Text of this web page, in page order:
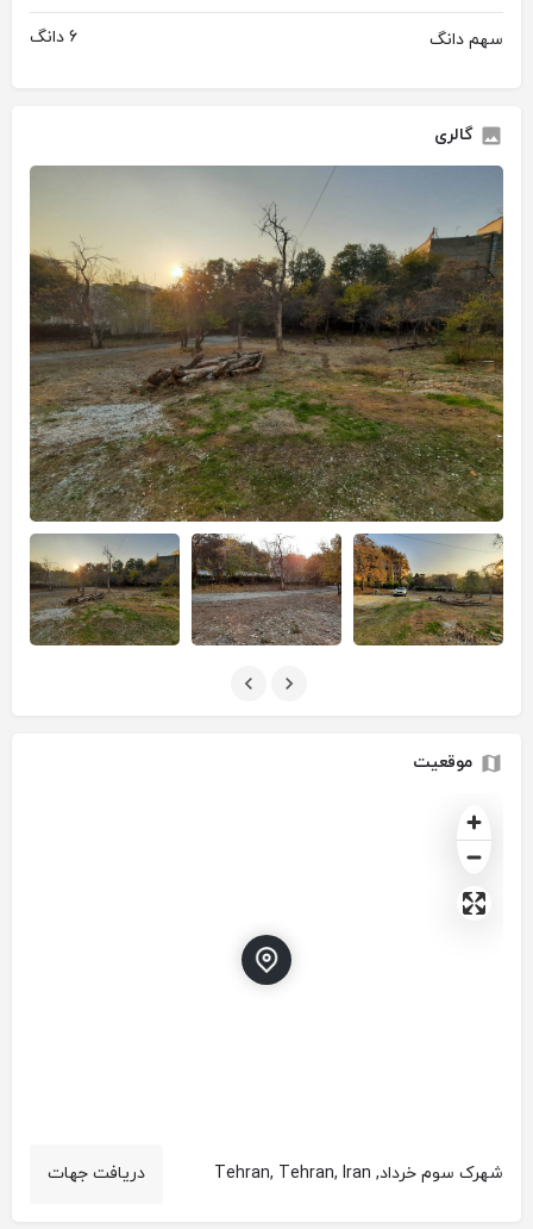
سهم دانگ 6 دانگ
گالری
موقعیت
شهرک سوم خرداد, Tehran, Tehran, Iran دریافت جهات